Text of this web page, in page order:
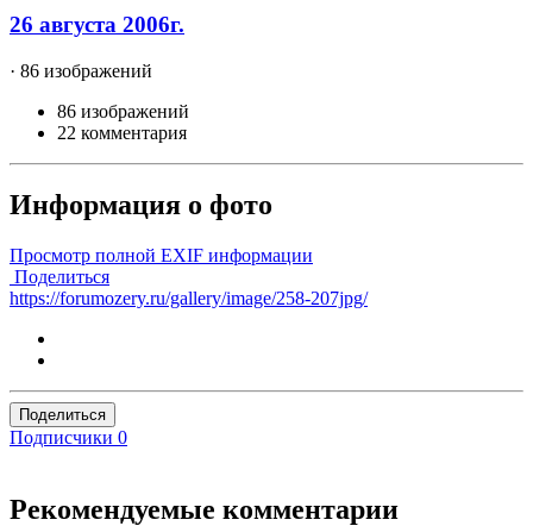
26 августа 2006г.
· 86 изображений
86 изображений
22 комментария
Информация о фото
Просмотр полной EXIF информации
Поделиться
https://forumozery.ru/gallery/image/258-207jpg/
Поделиться
Подписчики 0
Рекомендуемые комментарии